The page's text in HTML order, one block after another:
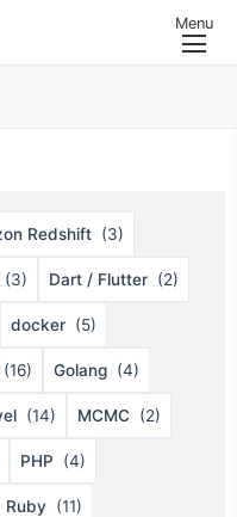
Menu
Redshift (3)
(3) Dart / Flutter (2)
docker (5)
(16) Golang (4)
(14) MCMC (2)
PHP (4)
Ruby (11)